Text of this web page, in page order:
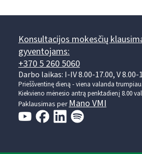
Konsultacijos mokesčių
gyventojams:
+370 5 260 5060
Darbo laikas: I-IV 8.00-17.00, V 8.00-
Prieššventinę dieną - viena valanda trumpiau.
Kiekvieno mėnesio antrą penktadienį 8.00
Paklausimas perMano VMI